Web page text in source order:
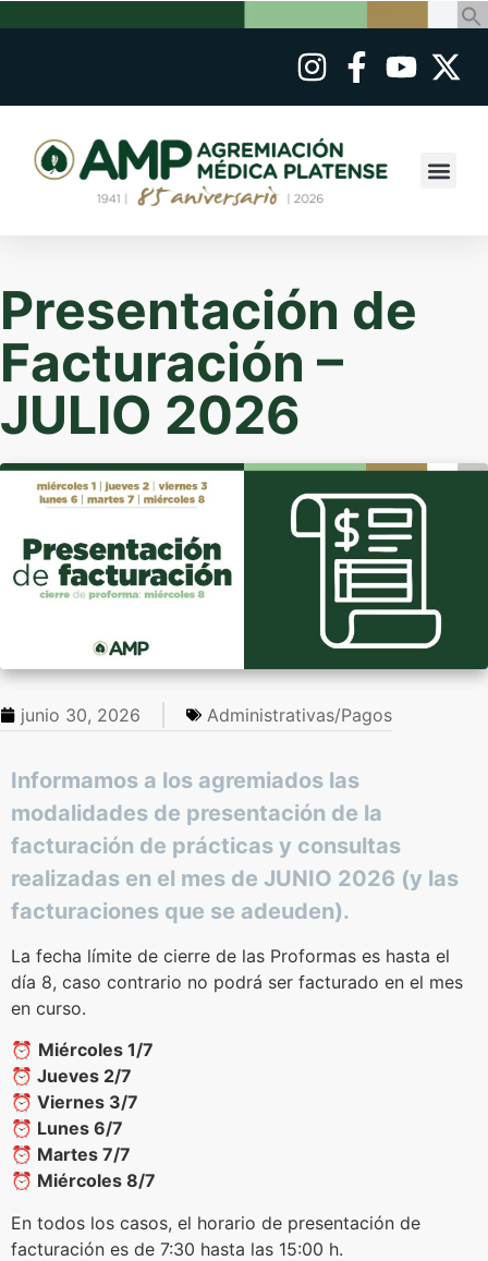
Presentación de
Facturación –
JULIO 2026
junio 30, 2026 Administrativas/Pagos
Informamos a los agremiados las
modalidades de presentación de la
facturación de prácticas y consultas
realizadas en el mes de JUNIO 2026 (y las
facturaciones que se adeuden).
La fecha límite de cierre de las Proformas es hasta el
día 8, caso contrario no podrá ser facturado en el mes
en curso.
⏰ Miércoles 1/7
⏰ Jueves 2/7
⏰ Viernes 3/7
⏰ Lunes 6/7
⏰ Martes 7/7
⏰ Miércoles 8/7
En todos los casos, el horario de presentación de
facturación es de 7:30 hasta las 15:00 h.